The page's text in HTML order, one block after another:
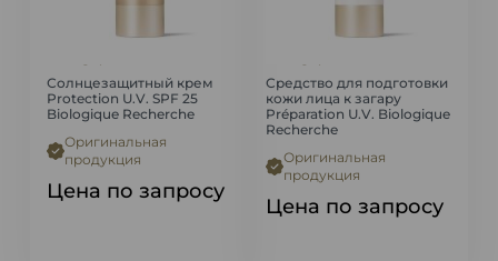
Солнцезащитный крем
Protection U.V. SPF 25
Biologique Recherche
Оригинальная
продукция
Цена по запросу
Средство для подготовки
кожи лица к загару
Préparation U.V. Biologique
Recherche
Оригинальная
продукция
Цена по запросу